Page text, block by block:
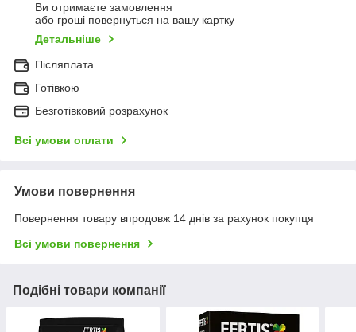
Ви отримаєте замовлення
або гроші повернуться на вашу картку
Детальніше
Післяплата
Готівкою
Безготівковий розрахунок
Всі умови оплати
Умови повернення
Повернення товару впродовж 14 днів за рахунок покупця
Всі умови повернення
Подібні товари компанії